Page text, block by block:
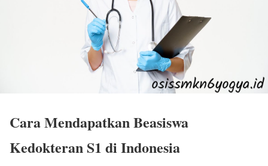
Cara Mendapatkan Beasiswa
Kedokteran S1 di Indonesia